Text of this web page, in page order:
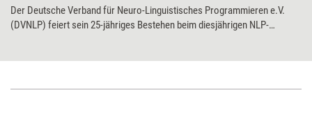
Der Deutsche Verband für Neuro-Linguistisches Programmieren e.V.
(DVNLP) feiert sein 25-jähriges Bestehen beim diesjährigen NLP-